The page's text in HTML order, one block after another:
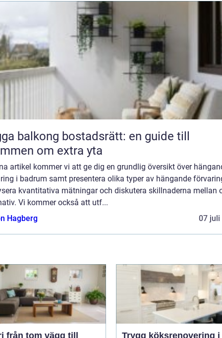
balkong bostadsrätt: en guide till
om extra yta
artikel kommer vi att ge dig en grundlig översikt över
i badrum samt presentera olika typer av hängande
kvantitativa mätningar och diskutera skillnaderna mellan
Vi kommer också att utf...
Hagberg
07 juli
Trygg köksrenovering i